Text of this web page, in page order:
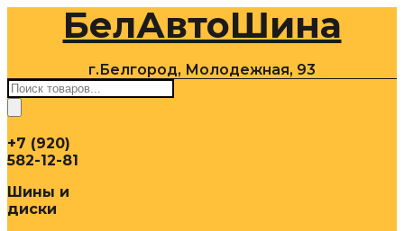
содержимомуБелАвтоШина
г.Белгород, Молодежная, 93
Поиск
товаров
+7 (920)
582-12-81
Шины и
диски